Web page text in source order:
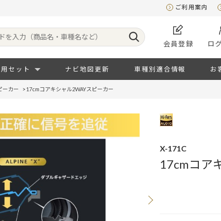
ご利用案内
会員登録 ロ
セット ナビ地図更新 車種別適合情報 お
ーカー > 17cmコアキシャル2WAYスピーカー
X-171C
17cmコア